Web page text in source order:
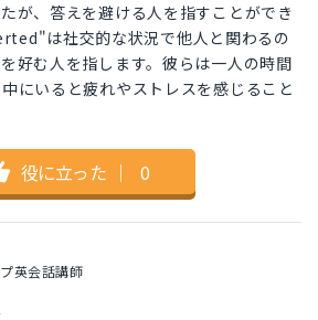
が、答えを避ける人を指すことができ
は社交的な状況で他人と関わるの
好む人を指します。彼らは一人の時間
にいると疲れやストレスを感じること
役に立った ｜ 0
英会話講師